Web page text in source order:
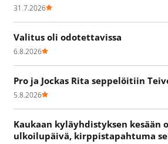
31.7.2026
Valitus oli odotettavissa
6.8.2026
Pro ja Jockas Rita seppelöitiin
5.8.2026
Kaukaan kyläyhdistyksen kesään
ulkoilupäivä, kirppistapahtuma